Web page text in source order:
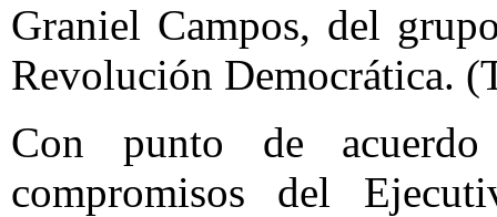
Graniel Campos, del
Revolución Democrática.
Con punto de
compromisos del